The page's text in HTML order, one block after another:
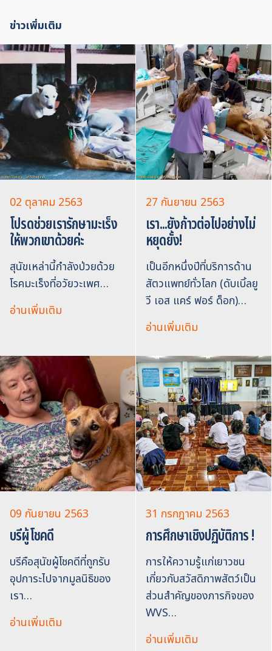
ข่าวเพิ่มเติม
02 ตุลาคม 2563
โปรดช่วยเรารักษามะเร็ง
ให้พวกเขาด้วยค่ะ
สุนัขเหล่านี้กำลังป่วยด้วย
โรคมะเร็งที่อวัยวะเพศ…
อ่านเพิ่มเติม
27 กันยายน 2563
เรา...ยังก้าวต่อไปอย่างไม่
หยุดยั้ง!
เป็นอีกหนึ่งปีที่บริการด้าน
สัตวแพทย์ทั่วโลก (ดับเบิ้ลยู
วี เอส แคร์ ฟอร์ ด็อก)…
อ่านเพิ่มเติม
09 กันยายน 2563
บรีผู้โชคดี
บรีคือสุนัขผู้โชคดีที่ถูกรับ
อุปการะไปจากมูลนิธิของ
เรา…
อ่านเพิ่มเติม
31 กรกฎาคม 2563
การศึกษาเชิงปฏิบัติการ !
การให้ความรู้แก่เยาวชน
เกี่ยวกับสวัสดิภาพสัตว์เป็น
ส่วนสำคัญของภารกิจของ
WVS…
อ่านเพิ่มเติม